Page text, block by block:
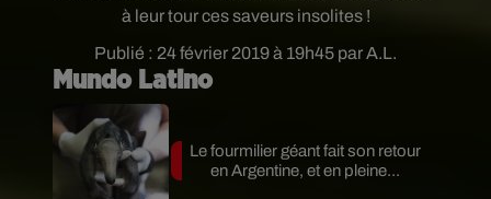
Publié : 24 février 2019 à 19h45 par A.L.
à leur tour ces saveurs insolites !
Mundo Latino
Le fourmilier géant fait son retour
en Argentine, et en pleine...